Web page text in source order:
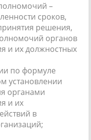
–
сроков,
решения,
органов
и их должностных
по формуле
установлении
органами
и их
в